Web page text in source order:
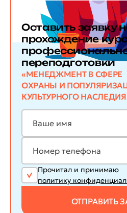
Оставить заявку
прохождение
переподготовки
«МЕНЕДЖМЕНТ В СФЕРЕ
ОХРАНЫ И
КУЛЬТУРНОГО
Прочитал и принимаю
политику
ОТПРАВИТЬ